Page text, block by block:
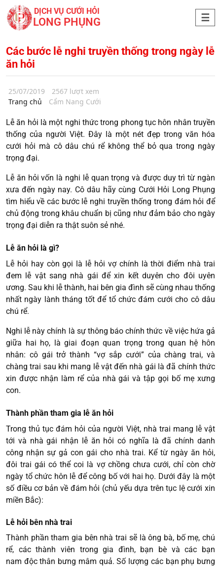
DỊCH VỤ CƯỚI HỎI
LONG PHỤNG
Các bước lễ nghi truyền thống trong ngày lễ
ăn hỏi
25/07/2019
2567 lượt xem
Trang chủ
Cẩm Nang Cưới
Lễ ăn hỏi là một nghi thức trong phong tục hôn nhân truyền
thống của người Việt. Đây là một nét đẹp trong văn hóa
cưới hỏi mà cô dâu chú rể không thể bỏ qua trong ngày
trọng đại.
Lễ ăn hỏi vốn là nghi lễ quan trọng và được duy trì từ ngàn
xưa đến ngày nay. Cô dâu hãy cùng Cưới Hỏi Long Phụng
tìm hiểu về các bước lễ nghi truyền thống trong đám hỏi để
chủ động trong khâu chuẩn bị cũng như đảm bảo cho ngày
trọng đại diễn ra thật suôn sẻ nhé.
Lễ ăn hỏi là gì?
Lễ hỏi hay còn gọi là lễ hỏi vợ chính là thời điểm nhà trai
đem lễ vật sang nhà gái để xin kết duyên cho đôi uyên
ương. Sau khi lễ thành, hai bên gia đình sẽ cùng nhau thống
nhất ngày lành tháng tốt để tổ chức đám cưới cho cô dâu
chú rể.
Nghi lễ này chính là sự thông báo chính thức về việc hứa gả
giữa hai họ, là giai đoạn quan trọng trong quan hệ hôn
nhân: cô gái trở thành “vợ sắp cưới” của chàng trai, và
chàng trai sau khi mang lễ vật đến nhà gái là đã chính thức
xin được nhận làm rể của nhà gái và tập gọi bố mẹ xưng
con.
Thành phần tham gia lễ ăn hỏi
Trong thủ tục đám hỏi của người Việt, nhà trai mang lễ vật
tới và nhà gái nhận lễ ăn hỏi có nghĩa là đã chính danh
công nhận sự gả con gái cho nhà trai. Kể từ ngày ăn hỏi,
đôi trai gái có thể coi là vợ chồng chưa cưới, chỉ còn chờ
ngày tổ chức hôn lễ để công bố với hai họ. Dưới đây là một
số điều cơ bản về đám hỏi (chủ yếu dựa trên tục lệ cưới xin
miền Bắc):
Lễ hỏi bên nhà trai
Thành phần tham gia bên nhà trai sẽ là ông bà, bố mẹ, chú
rể, các thành viên trong gia đình, bạn bè và các bạn
nam độc thân bưng mâm quả. Số lượng các bạn phụ bưng